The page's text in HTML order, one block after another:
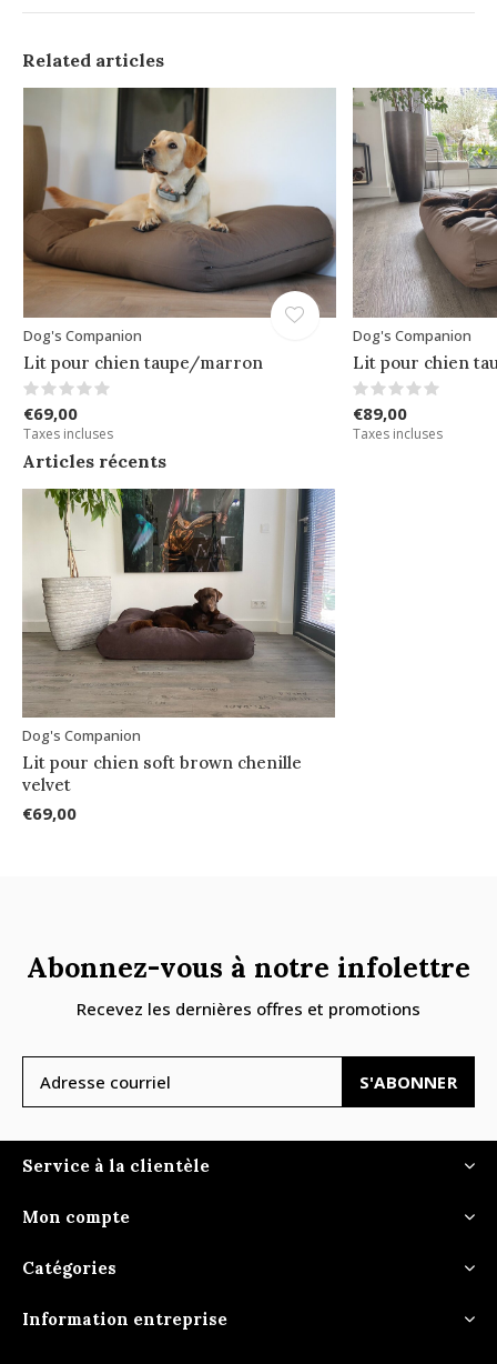
Related articles
Dog's Companion
Lit pour chien taupe/marron
€69,00
Taxes incluses
Dog's Companion
Lit pour chien
€89,00
Taxes incluses
Articles récents
Dog's Companion
Lit pour chien soft brown chenille
velvet
€69,00
Abonnez-vous à notre infolettre
Recevez les dernières offres et promotions
S'ABONNER
Service à la clientèle
Mon compte
Catégories
Information entreprise